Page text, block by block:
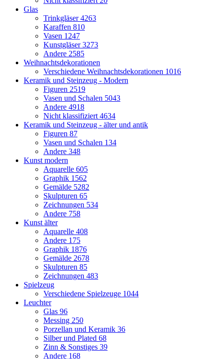
Glas
Trinkgläser4263
Karaffen 810
Vasen 1247
Kunstgläser3273
Andere 2585
Weihnachtsdekorationen
Verschiedene Weihnachtsdekorationen 1016
Keramik und Steinzeug - Modern
Figuren 2519
Vasen und Schalen 5043
Andere 4918
Nicht klassifiziert 4634
Keramik und Steinzeug - älter und antik
Figuren 87
Vasen und Schalen 134
Andere 348
Kunst modern
Aquarelle 605
Graphik 1562
Gemälde 5282
Skulpturen 65
Zeichnungen 534
Andere 758
Kunst älter
Aquarelle 408
Andere 175
Graphik 1876
Gemälde 2678
Skulpturen 85
Zeichnungen 483
Spielzeug
Verschiedene Spielzeuge 1044
Leuchter
Glas 96
Messing 250
Porzellan und Keramik 36
Silber und Plated 68
Zinn & Sonstiges 39
Andere 168